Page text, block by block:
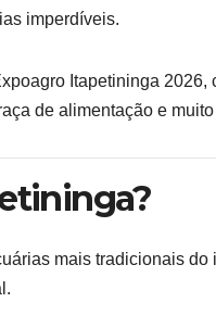
imperdíveis.
Itapetininga
de alimentação e
mais tradicionais